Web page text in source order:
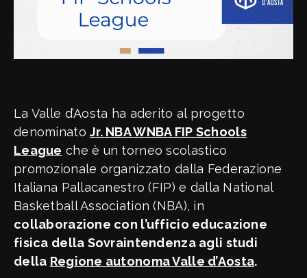
La Valle d’Aosta ha aderito al progetto
denominatoJr. NBA WNBA FIP Schools
League che è un torneo scolastico
promozionale organizzato dalla Federazione
Italiana Pallacanestro (FIP) e dalla National
Basketball Association (NBA), in
collaborazione con l’ufficio educazione
fisica della Sovraintendenza agli studi
della Regione autonoma Valle d’Aosta.